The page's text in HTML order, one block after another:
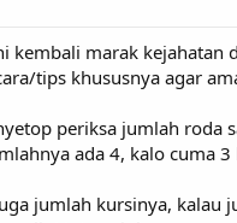
kembali marak kejahatan
tips khususnya agar
periksa jumlah roda
ada 4, kalo cuma
jumlah kursinya, kalau